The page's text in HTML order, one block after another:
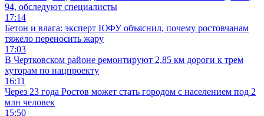
94, обследуют специалисты
17:14
Бетон и влага: эксперт ЮФУ объяснил, почему ростовчанам
тяжело переносить жару
17:03
В Чертковском районе ремонтируют 2,85 км дороги к трем
хуторам по нацпроекту
16:11
Через 23 года Ростов может стать городом с населением под 2
млн человек
15:50